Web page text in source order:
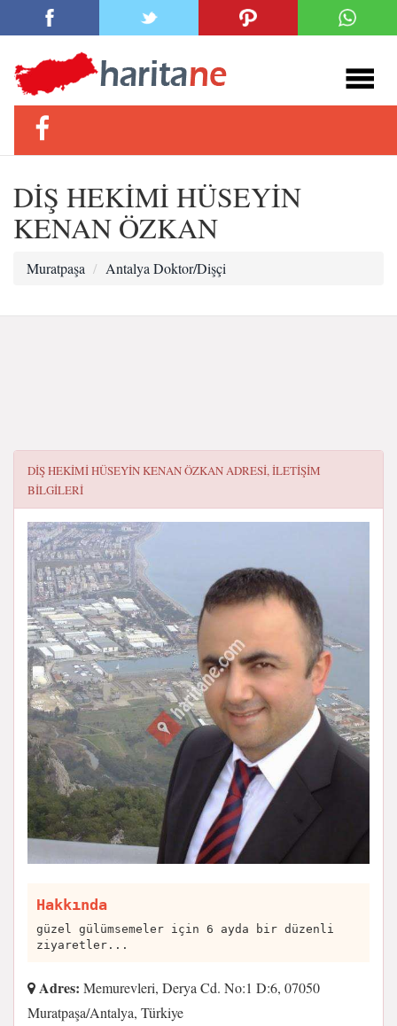
DİŞ HEKİMİ HÜSEYİN
KENAN ÖZKAN
Muratpaşa Antalya Doktor/Dişçi
DİŞ HEKİMİ HÜSEYİN KENAN ÖZKANADRESI, ILETIŞIM
BILGILERI
Hakkında
güzel gülümsemeler için 6 ayda bir düzenli
ziyaretler...
Adres: Memurevleri, Derya Cd. No:1 D:6, 07050
Muratpaşa/Antalya, Türkiye